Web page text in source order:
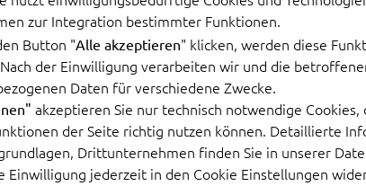
zur Integration bestimmter Funktionen.
Button "Alle akzeptieren" klicken, werden diese
der Einwilligung verarbeiten wir und die
Daten für verschiedene Zwecke.
akzeptieren Sie nur technisch notwendige Cookies,
der Seite richtig nutzen können. Detaillierte
Drittunternehmen finden Sie in unserer
Einwilligung jederzeit in den Cookie Einstellungen
zentral in einerOmnikanal-
Workflows,
Experience, die in der Folge auch
Kundenservice-Team